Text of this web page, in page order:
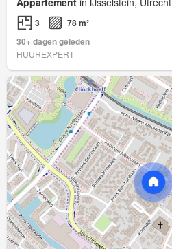
3
78 m²
30+ dagen geleden
HUUREXPERT